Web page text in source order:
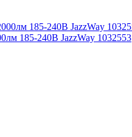
185-240В JazzWay 1032553